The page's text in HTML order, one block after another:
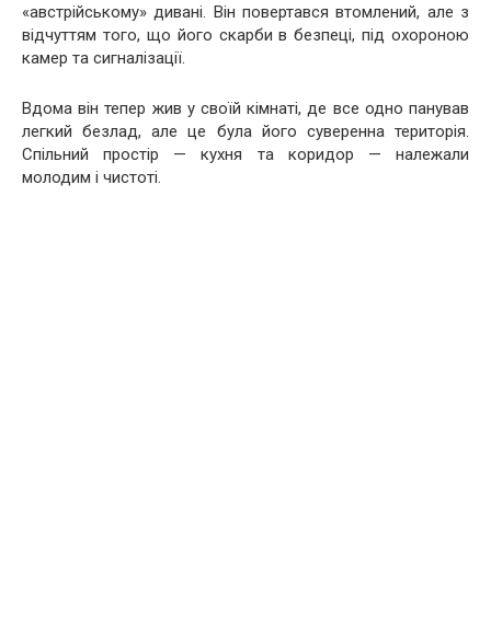
«австрійському» дивані. Він повертався втомлений, але з
відчуттям того, що його скарби в безпеці, під охороною
камер та сигналізації.
Вдома він тепер жив у своїй кімнаті, де все одно панував
легкий безлад, але це була його суверенна територія.
Спільний простір — кухня та коридор — належали
молодим і чистоті.